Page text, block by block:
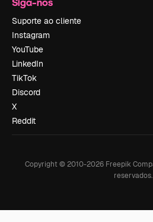
Suporte ao cliente
Instagram
YouTube
LinkedIn
TikTok
Discord
X
Reddit
Copyright © 2010-2026Freepik
reservados.